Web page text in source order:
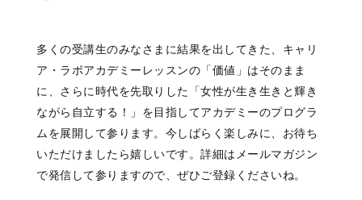
多くの受講生のみなさまに結果を出してきた、キャリ
ア・ラボアカデミーレッスンの「価値」はそのまま
に、さらに時代を先取りした「女性が生き生きと輝き
ながら自立する！」を目指してアカデミーのプログラ
ムを展開して参ります。今しばらく楽しみに、お待ち
いただけましたら嬉しいです。詳細はメールマガジン
で発信して参りますので、ぜひご登録くださいね。